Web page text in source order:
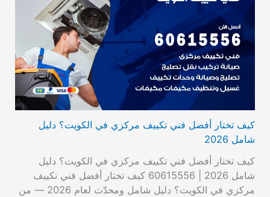
كيف تختار أفضل فني تكييف مركزي في الكويت؟ دليل
شامل 2026
كيف تختار أفضل فني تكييف مركزي في الكويت؟ دليل
شامل 2026 | 60615556 كيف تختار أفضل فني تكييف
مركزي في الكويت؟ دليل شامل ومحدّث لعام 2026 — من